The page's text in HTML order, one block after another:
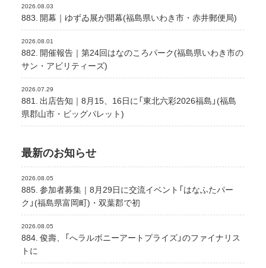
2026.08.03
883. 開幕｜ゆずゐ展が開幕(福島県いわき市・赤井郵便局)
2026.08.01
882. 開催報告｜第24回はなのころパーク(福島県いわき市の
サン・アビリティーズ)
2026.07.29
881. 出店告知｜8月15、16日に「東北六彩2026福島」(福島
県郡山市・ビッグパレット)
最新のお知らせ
2026.08.05
885. 参加者募集｜8月29日に交流イベント「はなふたパー
ク」(福島県富岡町)・双葉郡で初
2026.08.05
884. 俊壽、「へラルボニーアートプライズ」のファイナリス
トに